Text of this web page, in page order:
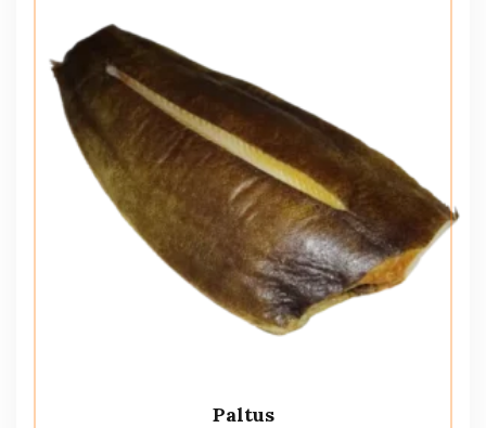
Paltus